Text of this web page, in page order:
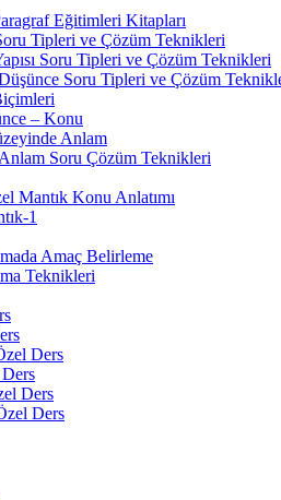
Eğitimleri Kitapları
Tipleri ve Çözüm Teknikleri
Soru Tipleri ve Çözüm Teknikleri
Düşünce Soru Tipleri ve Çözüm
– Konu
Anlam
Soru Çözüm Teknikleri
Mantık Konu Anlatımı
1
Amaç Belirleme
Teknikleri
Ders
Ders
Ders